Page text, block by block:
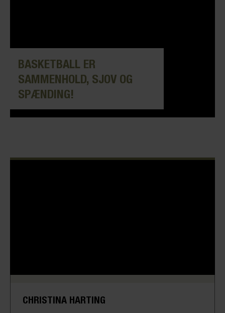
BASKETBALL ER
SAMMENHOLD, SJOV OG
SPÆNDING!
CHRISTINA HARTING